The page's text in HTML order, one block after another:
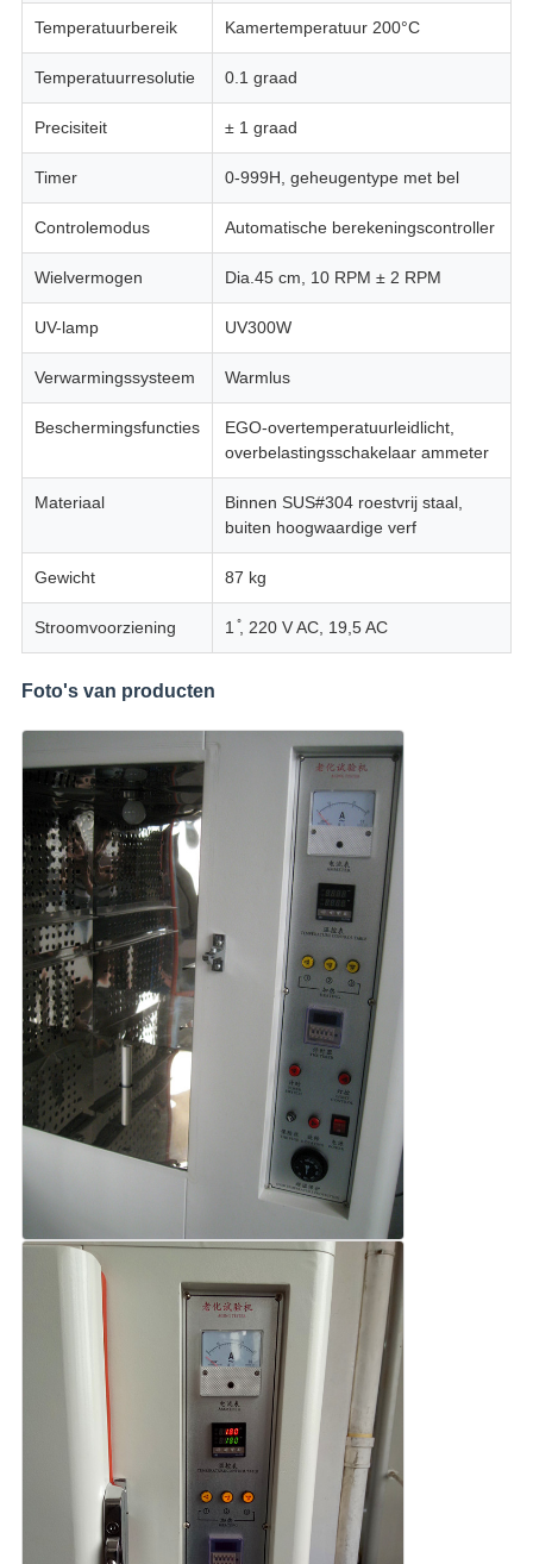
Temperatuurbereik Kamertemperatuur 200°C
Temperatuurresolutie 0.1 graad
Precisiteit ± 1 graad
Timer 0-999H, geheugentype met bel
Controlemodus Automatische berekeningscontroller
Wielvermogen Dia.45 cm, 10 RPM ± 2 RPM
UV-lamp UV300W
Verwarmingssysteem Warmlus
Beschermingsfuncties
EGO-overtemperatuurleidlicht,
overbelastingsschakelaar ammeter
Materiaal
Binnen SUS#304 roestvrij staal,
buiten hoogwaardige verf
Gewicht 87 kg
Stroomvoorziening 1 ̊, 220 V AC, 19,5 AC
Foto's van producten